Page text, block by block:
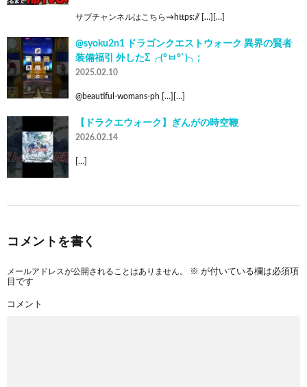
サブチャンネルはこちら→https:// […][…]
@syoku2n1 ドラゴンクエストウォーク 異界の賢者
装備福引 外したΣ╭(°ㅂ°`)╮;
2025.02.10
@beautiful-womans-ph […][…]
【ドラクエウォーク】ぎんがの時空鞭
2026.02.14
[…]
コメントを書く
メールアドレスが公開されることはありません。 ※ が付いている欄は必須項
目です
コメント